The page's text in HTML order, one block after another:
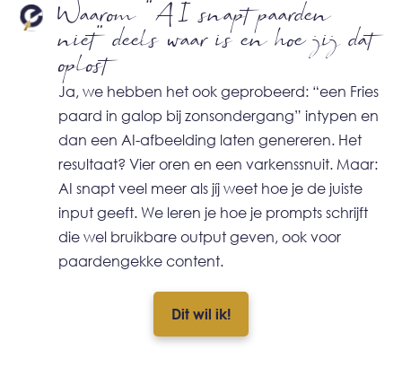
Waarom "AI snapt paarden
niet” deels waar is en hoe jij dat
oplost
Ja, we hebben het ook geprobeerd: “een Fries
paard in galop bij zonsondergang” intypen en
dan een AI-afbeelding laten genereren. Het
resultaat? Vier oren en een varkenssnuit. Maar:
AI snapt veel meer als jíj weet hoe je de juiste
input geeft. We leren je hoe je prompts schrijft
die wel bruikbare output geven, ook voor
paardengekke content.
Dit wil ik!